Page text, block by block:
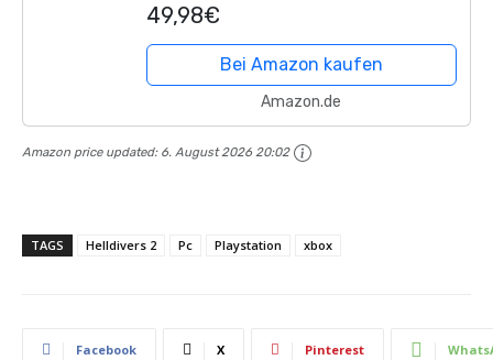
49,98€
Bei Amazon kaufen
Amazon.de
Amazon price updated: 6. August 2026 20:02
TAGS Helldivers 2 Pc Playstation xbox
Facebook X Pinterest